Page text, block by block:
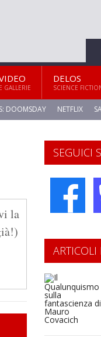
GALLERIE
DELOS
SCIENCE
DOOMSDAY NETFLIX
la
SEGUICI